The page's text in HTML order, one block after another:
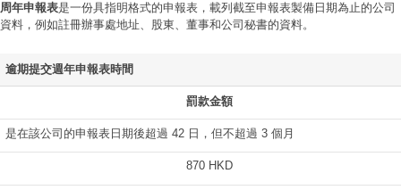
周年申報表是一份具指明格式的申報表，載列截至申報表製備日期為止的公司
資料，例如註冊辦事處地址、股東、董事和公司秘書的資料。
逾期提交週年申報表時間
罰款金額
是在該公司的申報表日期後超過 42 日，但不超過 3 個月
870 HKD